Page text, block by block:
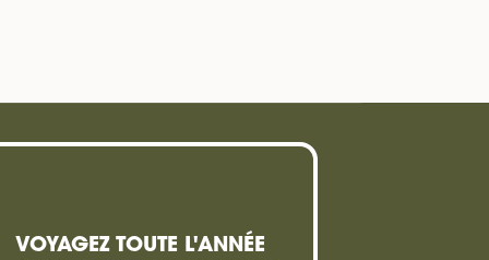
VOYAGEZ TOUTE L'ANNÉE